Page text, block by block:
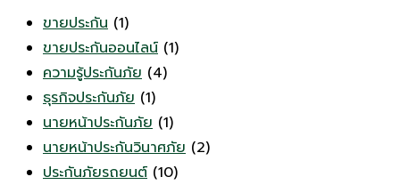
ขายประกัน (1)
ขายประกันออนไลน์ (1)
ความรู้ประกันภัย (4)
ธุรกิจประกันภัย (1)
นายหน้าประกันภัย (1)
นายหน้าประกันวินาศภัย (2)
ประกันภัยรถยนต์ (10)